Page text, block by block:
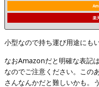
楽
小型なので持ち運び用途にも
なおAmazonだと明確な表記
なのでご注意ください。この
さんなんかだと難しいかも。